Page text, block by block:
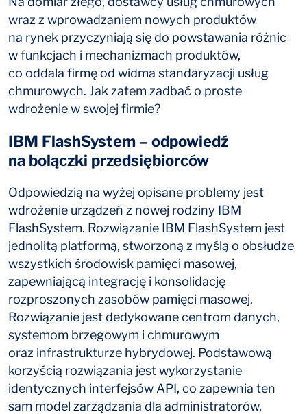
wraz z wprowadzaniem nowych produktów
na rynek przyczyniają się do powstawania różnic
w funkcjach i mechanizmach produktów,
co oddala firmę od widma standaryzacji usług
chmurowych. Jak zatem zadbać o proste
wdrożenie w swojej firmie?
IBM FlashSystem – odpowiedź
na bolączki przedsiębiorców
Odpowiedzią na wyżej opisane problemy jest
wdrożenie urządzeń z nowej rodziny IBM
FlashSystem. Rozwiązanie IBM FlashSystem jest
jednolitą platformą, stworzoną z myślą o obsłudze
wszystkich środowisk pamięci masowej,
zapewniającą integrację i konsolidację
rozproszonych zasobów pamięci masowej.
Rozwiązanie jest dedykowane centrom danych,
systemom brzegowym i chmurowym
oraz infrastrukturze hybrydowej. Podstawową
korzyścią rozwiązania jest wykorzystanie
identycznych interfejsów API, co zapewnia ten
sam model zarządzania dla administratorów,